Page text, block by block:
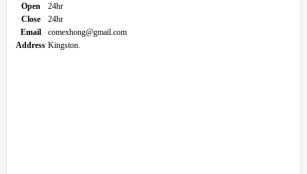
Open
24hr
Close
24hr
Email
comexhong@gmail.com
Address Kingston.